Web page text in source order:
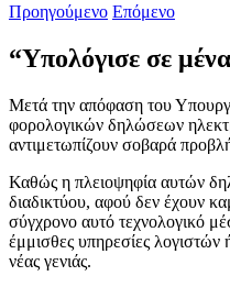
Προηγούμενο Επόμενο
“Yπολόγισε σε
Μετά την απόφαση του
φορολογικών δηλώσεων
αντιμετωπίζουν σοβαρά
Καθώς η πλειοψηφία αυτών
διαδικτύου, αφού δεν έχουν
σύγχρονο αυτό τεχνολογικό
έμμισθες υπηρεσίες
νέας γενιάς.